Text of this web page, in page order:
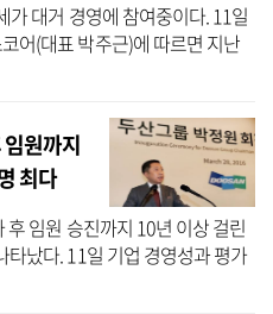
대거 경영에 참여중이다. 11일
어(대표 박주근)에 따르면 지난
한 두산그룹에서4세 11명이각
원까지
최다
임원 승진까지 10년 이상 걸린
타났다. 11일 기업 경영성과 평가
르면 100대 그룹 오너일가 자녀